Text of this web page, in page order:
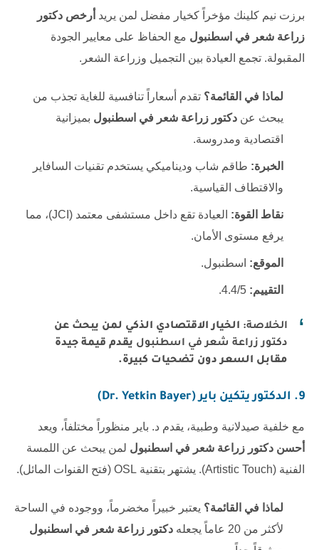
برزت نيم كلينك مؤخراً كخيار مفضل لمن يريد أرخص دكتور
زراعة شعر في اسطنبول مع الحفاظ على معايير الجودة
المقبولة. تجمع العيادة بين التجميل وزراعة الشعر.
لماذا في القائمة؟ تقدم أسعاراً تنافسية للغاية تجذب من
يبحث عن دكتور زراعة شعر في اسطنبول بميزانية
اقتصادية ومدروسة.
الخبرة: طاقم شاب وديناميكي يستخدم تقنيات السافاير
والاقتطاف القياسية.
نقاط القوة:
العيادة تقع داخل مستشفى معتمد (JCI)، مما
يرفع مستوى الأمان.
الموقع: اسطنبول.
التقييم:
الخلاصة: الخيار الاقتصادي الذكي لمن يبحث عن
دكتور زراعة شعر في اسطنبول يقدم قيمة جيدة
مقابل السعر دون تضحيات كبيرة.
9. الدكتور يتكين باير (Dr. Yetkin Bayer)
مع خلفية صيدلانية وطبية، يقدم د. باير منظوراً مختلفاً، ويعد
أحسن دكتور زراعة شعر في اسطنبول لمن يبحث عن اللمسة
الفنية (Artistic Touch). يشتهر بتقنية OSL (فتح القنوات المائل).
لماذا في القائمة؟ يعتبر خبيراً مخضرماً، ووجوده في الساحة
لأكثر من 20 عاماً يجعله
دكتور زراعة شعر في اسطنبول